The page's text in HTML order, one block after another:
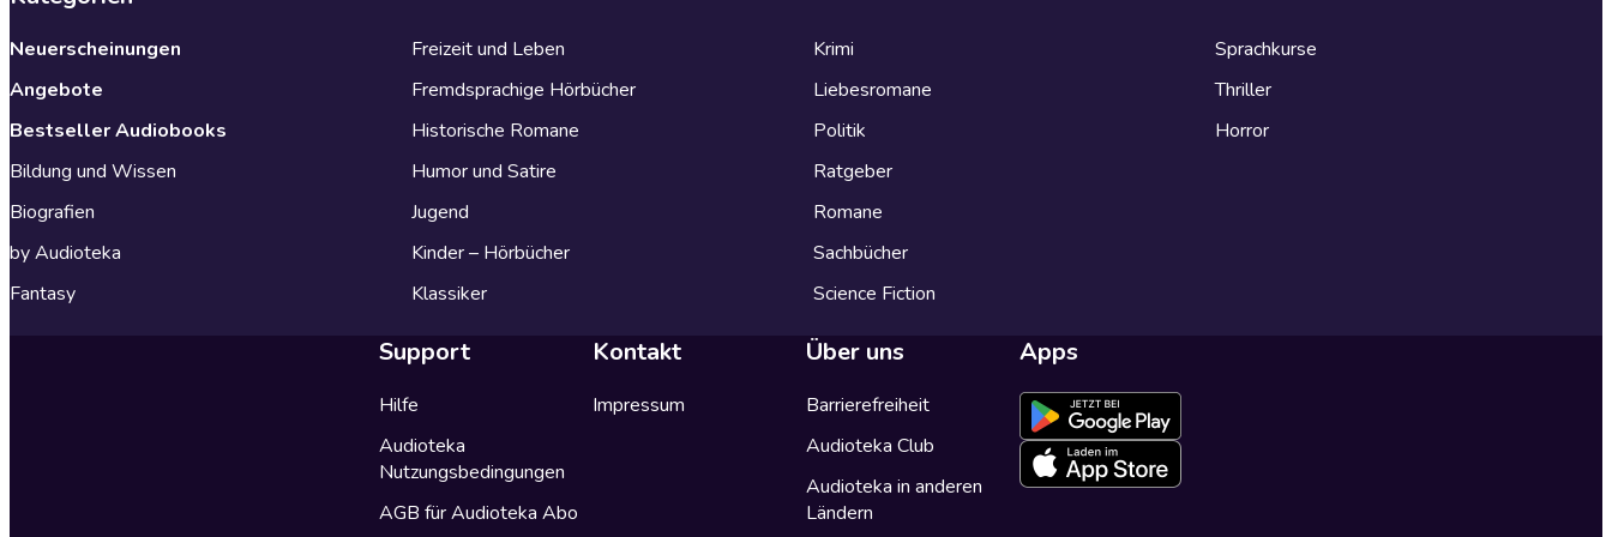
Neuerscheinungen
Angebote
Bestseller Audiobooks
Bildung und Wissen
Biografien
by Audioteka
Fantasy
Freizeit und Leben
Fremdsprachige Hörbücher
Historische Romane
Humor und Satire
Jugend
Kinder – Hörbücher
Klassiker
Krimi
Liebesromane
Politik
Ratgeber
Romane
Sachbücher
Science Fiction
Sprachkurse
Thriller
Horror
Support
Hilfe
Audioteka
Nutzungsbedingungen
AGB für Audioteka Abo
Kontakt
Impressum
Über uns
Barrierefreiheit
Audioteka Club
Audioteka in anderen
Ländern
Apps